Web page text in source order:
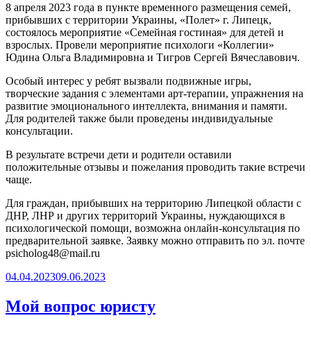
8 апреля 2023 года в пункте временного размещения семей,
прибывших с территории Украины, «Полет» г. Липецк,
состоялось мероприятие «Семейная гостиная» для детей и
взрослых. Провели мероприятие психологи «Коллегии»
Юдина Ольга Владимировна и Тигров Сергей Вячеславович.
Особый интерес у ребят вызвали подвижные игры,
творческие задания с элементами арт-терапии, упражнения на
развитие эмоционального интеллекта, внимания и памяти.
Для родителей также были проведены индивидуальные
консультации.
В результате встречи дети и родители оставили
положительные отзывы и пожелания проводить такие встречи
чаще.
Для граждан, прибывших на территорию Липецкой области с
ДНР, ЛНР и других территорий Украины, нуждающихся в
психологической помощи, возможна онлайн-консультация по
предварительной заявке. Заявку можно отправить по эл. почте
psicholog48@mail.ru
Опубликовано
04.04.202309.06.2023
Мой вопрос юристу